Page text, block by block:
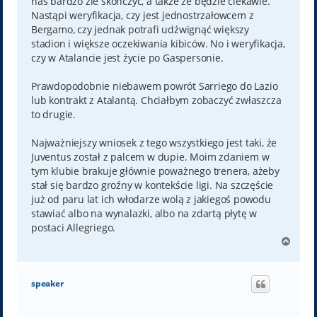
Nastąpi weryfikacja, czy jest jednostrzałowcem z
Bergamo, czy jednak potrafi udźwignąć większy
stadion i większe oczekiwania kibiców. No i weryfikacja,
czy w Atalancie jest życie po Gaspersonie.
Prawdopodobnie niebawem powrót Sarriego do Lazio
lub kontrakt z Atalantą. Chciałbym zobaczyć zwłaszcza
to drugie.
Najważniejszy wniosek z tego wszystkiego jest taki, że
Juventus został z palcem w dupie. Moim zdaniem w
tym klubie brakuje głównie poważnego trenera, ażeby
stał się bardzo groźny w kontekście ligi. Na szczęście
już od paru lat ich włodarze wolą z jakiegoś powodu
stawiać albo na wynalazki, albo na zdartą płytę w
postaci Allegriego.
g
speaker